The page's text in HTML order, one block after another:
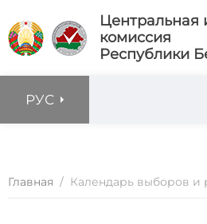
Центральная
комиссия
Республики
РУС
Главная / Календарь выборов и